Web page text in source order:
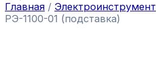
Главная / Электроинструмент
РЭ-1100-01 (подставка)